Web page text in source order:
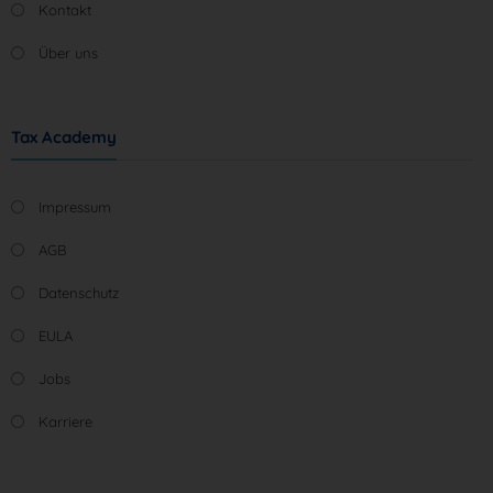
Kontakt
Über uns
Tax Academy
Impressum
AGB
Datenschutz
EULA
Jobs
Karriere